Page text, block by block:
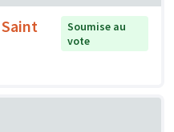
Soumise au
vote